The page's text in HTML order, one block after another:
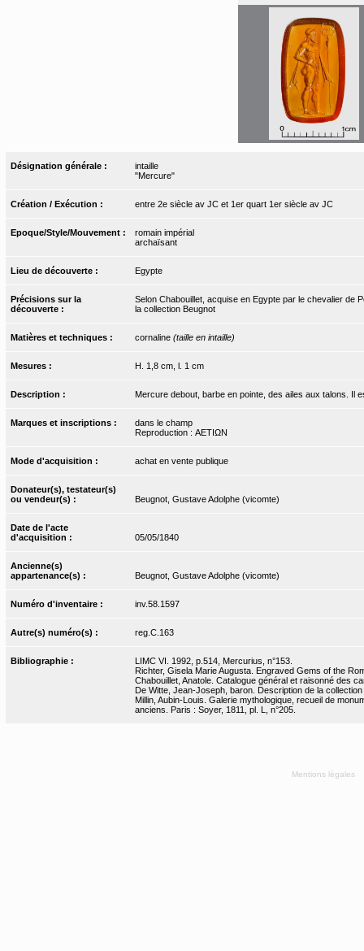
Désignation générale :
intaille
"Mercure"
Création / Exécution : entre 2e siècle av JC et 1er quart 1er siècle av JC
Epoque/Style/Mouvement :
romain impérial
archaïsant
Lieu de découverte : Egypte
Précisions sur la
découverte :
Selon Chabouillet, acquise en Egypte par le chevalier de
la collection Beugnot
Matières et techniques : cornaline (taille en intaille)
Mesures : H. 1,8 cm, l. 1 cm
Description : Mercure debout, barbe en pointe, des ailes aux talons. Il
Marques et inscriptions :
dans le champ
Reproduction : ΑΕΤΙΩΝ
Mode d'acquisition : achat en vente publique
Donateur(s), testateur(s)
ou vendeur(s) :
Beugnot, Gustave Adolphe (vicomte)
Date de l'acte
d'acquisition :
05/05/1840
Ancienne(s)
appartenance(s) :
Beugnot, Gustave Adolphe (vicomte)
Numéro d'inventaire : inv.58.1597
Autre(s) numéro(s) : reg.C.163
Bibliographie :
LIMC VI. 1992, p.514, Mercurius, n°153.
Richter, Gisela Marie Augusta. Engraved Gems of the
Chabouillet, Anatole. Catalogue général et raisonné des
De Witte, Jean-Joseph, baron. Description de la
Millin, Aubin-Louis. Galerie mythologique, recueil de
anciens. Paris : Soyer, 1811, pl. L, n°205.
Mentions légales